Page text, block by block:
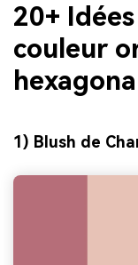
20+
couleur
1) Blush de